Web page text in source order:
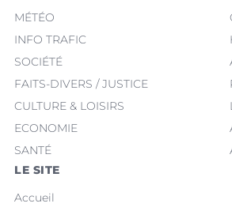
MÉTÉO
INFO TRAFIC
SOCIÉTÉ
FAITS-DIVERS / JUSTICE
CULTURE & LOISIRS
ECONOMIE
SANTÉ
LE SITE
Accueil